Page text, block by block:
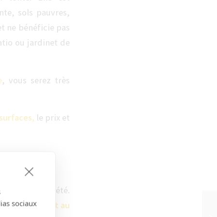
sociaux
sols pauvres,
ne bénéficie pas
ou jardinet de
, vous serez très
le prix et
à la fin de l’été.
fin de l’été et au